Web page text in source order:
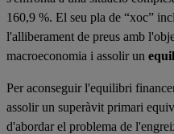
160,9 %. El seu pla de “xoc”
l'alliberament de preus amb
macroeconomia i assolir un
Per aconseguir l'equilibri
assolir un superàvit primari
d'abordar el problema de